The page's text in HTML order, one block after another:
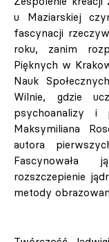
u Maziarskiej
fascynacji
roku, zanim
Pięknych w
Nauk
Wilnie, gdzie
psychoanalizy i
Maksymiliana
autora
Fascynowała
rozszczepienie
metody